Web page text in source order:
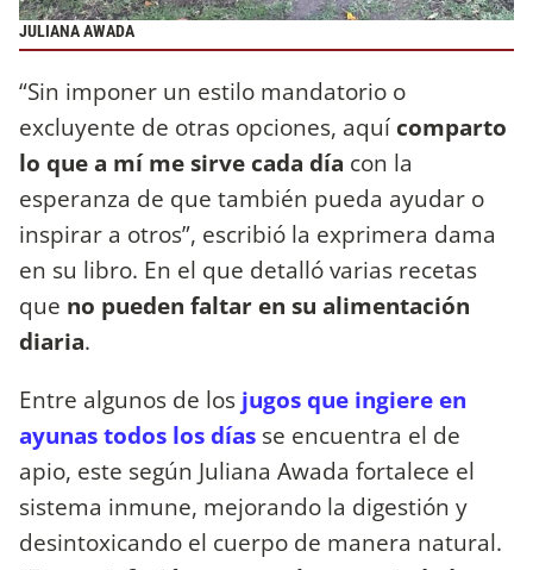
JULIANA AWADA
“Sin imponer un estilo mandatorio o
excluyente de otras opciones, aquí comparto
lo que a mí me sirve cada día con la
esperanza de que también pueda ayudar o
inspirar a otros”, escribió la exprimera dama
en su libro. En el que detalló varias recetas
que no pueden faltar en su alimentación
diaria.
Entre algunos de los jugos que ingiere en
ayunas todos los días se encuentra el de
apio, este según Juliana Awada fortalece el
sistema inmune, mejorando la digestión y
desintoxicando el cuerpo de manera natural.